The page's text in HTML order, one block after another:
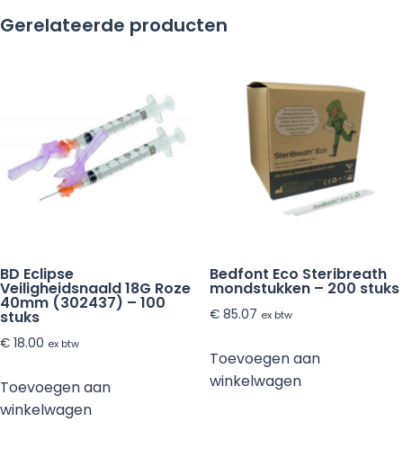
Gerelateerde producten
BD Eclipse
Veiligheidsnaald 18G Roze
40mm (302437) – 100
stuks
€ 18.00 ex btw
Toevoegen aan
winkelwagen
Bedfont Eco Steribreath
mondstukken – 200 stuks
€85.07 ex btw
Toevoegen aan
winkelwagen